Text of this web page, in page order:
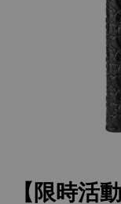
【限時活